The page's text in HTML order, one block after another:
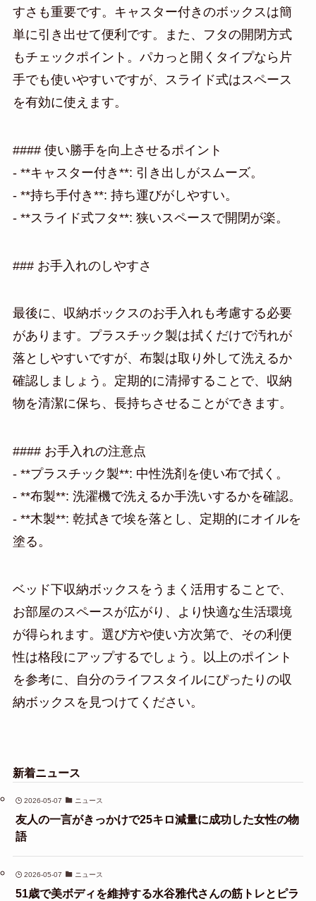
すさも重要です。キャスター付きのボックスは簡
単に引き出せて便利です。また、フタの開閉方式
もチェックポイント。パカっと開くタイプなら片
手でも使いやすいですが、スライド式はスペース
を有効に使えます。
#### 使い勝手を向上させるポイント
- **キャスター付き**: 引き出しがスムーズ。
- **持ち手付き**: 持ち運びがしやすい。
- **スライド式フタ**: 狭いスペースで開閉が楽。
### お手入れのしやすさ
最後に、収納ボックスのお手入れも考慮する必要
があります。プラスチック製は拭くだけで汚れが
落としやすいですが、布製は取り外して洗えるか
確認しましょう。定期的に清掃することで、収納
物を清潔に保ち、長持ちさせることができます。
#### お手入れの注意点
- **プラスチック製**: 中性洗剤を使い布で拭く。
- **布製**: 洗濯機で洗えるか手洗いするかを確認。
- **木製**: 乾拭きで埃を落とし、定期的にオイルを
塗る。
ベッド下収納ボックスをうまく活用することで、
お部屋のスペースが広がり、より快適な生活環境
が得られます。選び方や使い方次第で、その利便
性は格段にアップするでしょう。以上のポイント
を参考に、自分のライフスタイルにぴったりの収
納ボックスを見つけてください。
新着ニュース
2026-05-07 ニュース
友人の一言がきっかけで25キロ減量に成功した女性の物
語
2026-05-07 ニュース
51歳で美ボディを維持する水谷雅代さんの筋トレとピラ